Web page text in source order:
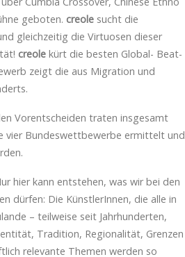
geboten. creole sucht die
gleichzeitig die Virtuosen dieser
creole kürt die besten Global- Beat-
zeigt die aus Migration und
Vorentscheiden traten insgesamt
vier Bundeswettbewerbe ermittelt und
hier kann entstehen, was wir bei den
dürfen: Die KünstlerInnen, die alle in
– teilweise seit Jahrhunderten,
Tradition, Regionalität, Grenzen
relevante Themen werden so